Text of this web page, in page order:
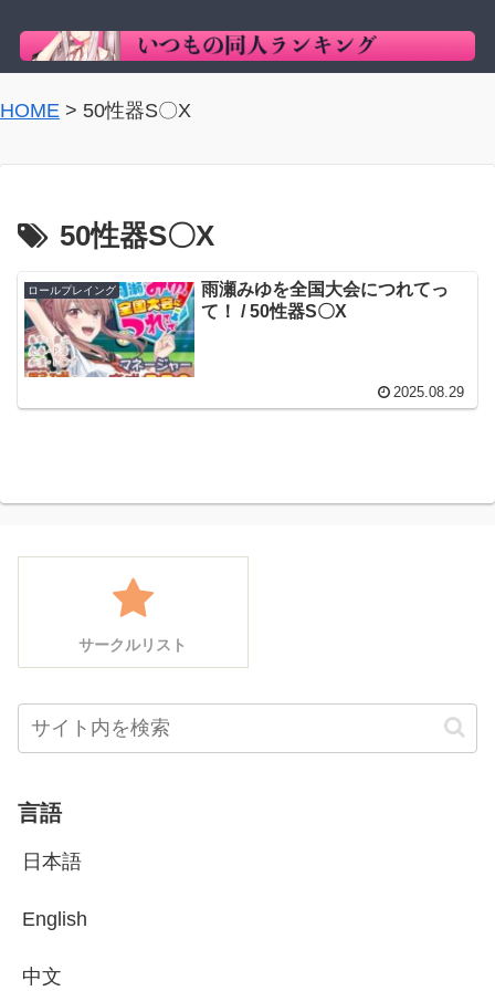
HOME > 50性器S〇X
50性器S〇X
ロールプレイング
雨瀬みゆを全国大会につれてっ
て！ / 50性器S〇X
2025.08.29
サークルリスト
言語
日本語
English
中文